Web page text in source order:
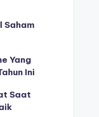
Saham
Yang
Ini
Saat